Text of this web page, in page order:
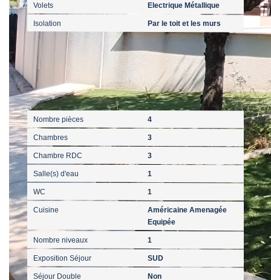
Volets Electrique Métallique
Isolation Par le toit et les murs
Intérieur
Nombre pièces 4
Chambres 3
Chambre RDC 3
Salle(s) d'eau 1
WC 1
Cuisine
Américaine Amenagée
Equipée
Nombre niveaux 1
Exposition Séjour SUD
Séjour Double Non